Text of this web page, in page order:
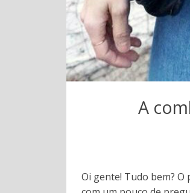
A
Oi gente! Tudo bem?